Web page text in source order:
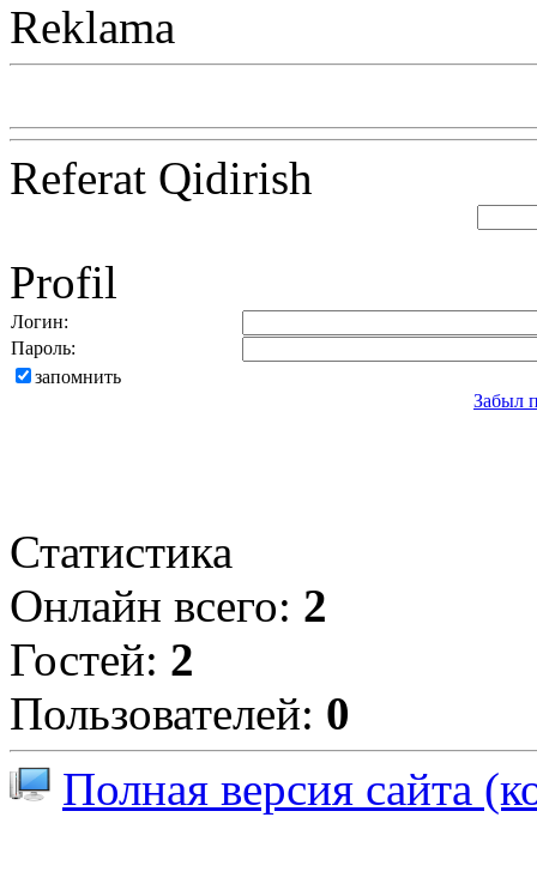
Reklama
Referat Qidirish
Profil
Логин:
Пароль:
запомнить
Забыл
Статистика
Онлайн всего: 2
Гостей: 2
Пользователей: 0
Полная версия сайта